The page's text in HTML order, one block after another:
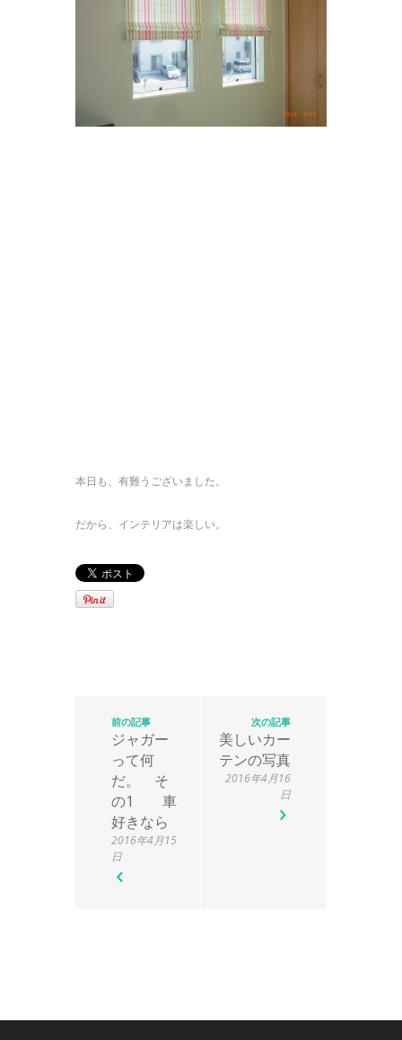
本日も、有難うございました。
だから、インテリアは楽しい。
前の記事
ジャガー
って何
だ。 そ
の1 車
好きなら
2016年4月15
日
次の記事
美しいカー
テンの写真
2016年4月16
日